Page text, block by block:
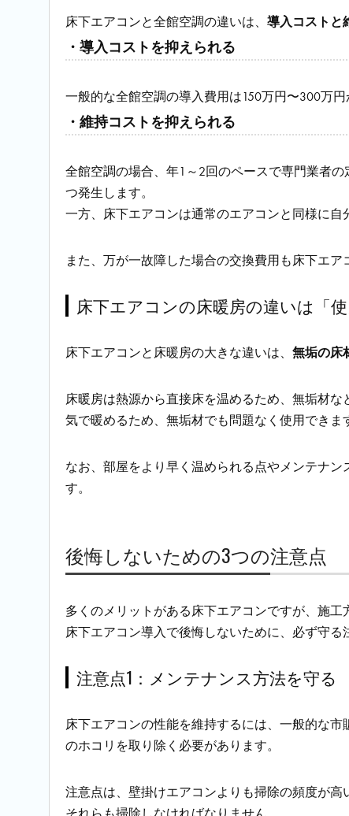
床下エアコンと全館空調の違いは、 導入コストと
・導入コストを抑えられる
一般的な全館空調の導入費用は150万円〜300万
・維持コストを抑えられる
全館空調の場合、年1～2回のペースで専門業者
つ発生します。
一方、床下エアコンは通常のエアコンと同様に自
また、万が一故障した場合の交換費用も床下エア
床下エアコンの床暖房の違いは「使
床下エアコンと床暖房の大きな違いは、 無垢の床
床暖房は熱源から直接床を温めるため、無垢材
気で暖めるため、無垢材でも問題なく使用できま
なお、部屋をより早く温められる点やメンテナ
す。
後悔しないための3つの注意点
多くのメリットがある床下エアコンですが、施工
床下エアコン導入で後悔しないために、必ず守る
注意点1：メンテナンス方法を守る
床下エアコンの性能を維持するには、一般的な
のホコリを取り除く必要があります。
注意点は、壁掛けエアコンよりも掃除の頻度が高